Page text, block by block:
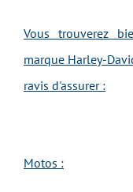
Vous trouverez
marque Harley-
ravis d'assurer :
Motos :